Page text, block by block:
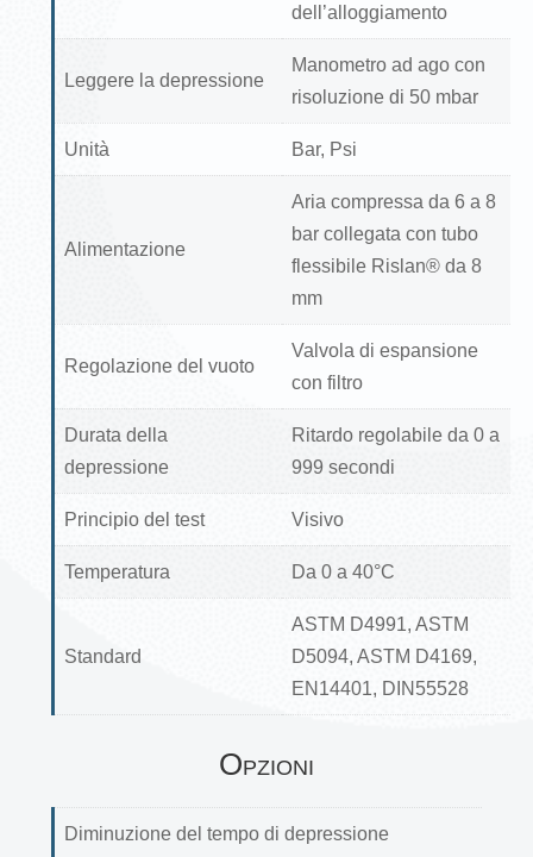
dell’alloggiamento
Leggere la depressione
Manometro ad ago con
risoluzione di 50 mbar
Unità Bar, Psi
Alimentazione
Aria compressa da 6 a 8
bar collegata con tubo
flessibile Rislan® da 8
mm
Regolazione del vuoto
Valvola di espansione
con filtro
Durata della
depressione
Ritardo regolabile da 0 a
999 secondi
Principio del test Visivo
Temperatura Da 0 a 40°C
Standard
ASTM D4991, ASTM
D5094, ASTM D4169,
EN14401, DIN55528
Opzioni
Diminuzione del tempo di depressione